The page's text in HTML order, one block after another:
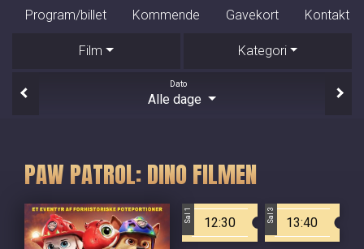
Program/billet Kommende Gavekort Kontakt
Film Kategori
Dato
Alle dage
PAW PATROL: DINO FILMEN
Sal 1 12:30 Sal 3 13:40